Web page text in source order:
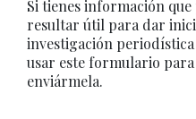
Si tienes información que
resultar útil para dar
investigación periodística
usar este formulario para
enviármela.